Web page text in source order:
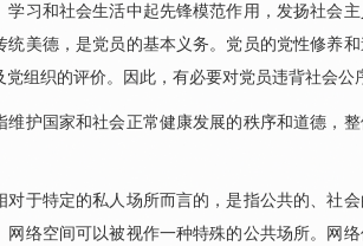
和社会生活中起先锋模范作用，发扬社会主
统美德，是党员的基本义务。党员的党性修养
党组织的评价。因此，有必要对党员违背社会
国家和社会正常健康发展的秩序和道德，整
特定的私人场所而言的，是指公共的、社会
网络空间可以被视作一种特殊的公共场所。网